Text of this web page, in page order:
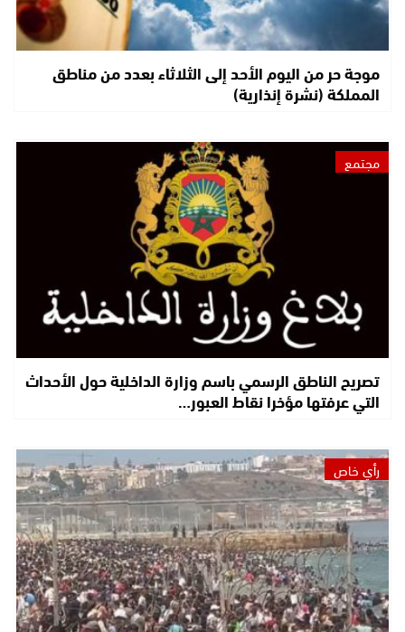
موجة حر من اليوم الأحد إلى الثلاثاء بعدد من مناطق
المملكة (نشرة إنذارية)
مجتمع
تصريح الناطق الرسمي باسم وزارة الداخلية حول الأحداث
التي عرفتها مؤخرا نقاط العبور…
رأي خاص